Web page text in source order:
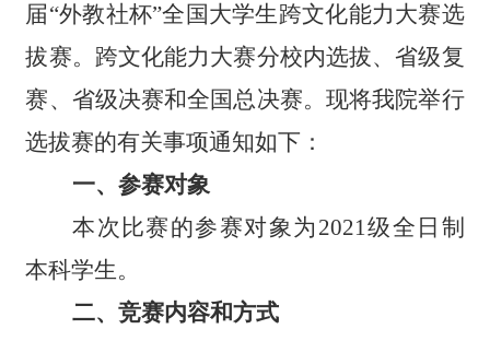
届“外教社杯”全国大学生跨文化能力大赛选
拔赛。跨文化能力大赛分校内选拔、省级复
赛、省级决赛和全国总决赛。现将我院举行
选拔赛的有关事项通知如下 ：
一、参赛对象
本次比赛的参赛对象为2021级全日制
本科学生。
二、竞赛内容和方式